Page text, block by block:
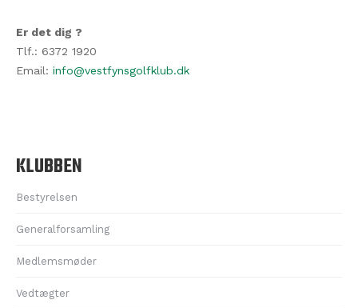
Er det dig ?
Tlf.: 6372 1920
Email: info@vestfynsgolfklub.dk
KLUBBEN
Bestyrelsen
Generalforsamling
Medlemsmøder
Vedtægter